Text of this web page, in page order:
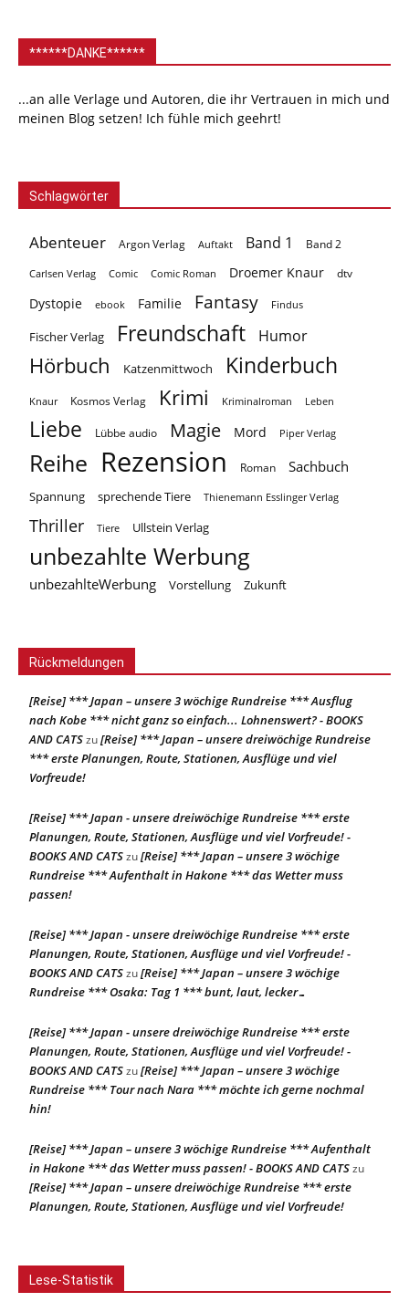
******DANKE******
...an alle Verlage und Autoren, die ihr Vertrauen in mich und
meinen Blog setzen! Ich fühle mich geehrt!
Schlagwörter
Abenteuer Argon Verlag Auftakt Band 1 Band 2
Carlsen Verlag Comic Comic Roman Droemer Knaur dtv
Dystopie ebook Familie Fantasy Findus
Fischer Verlag Freundschaft Humor
Hörbuch Katzenmittwoch Kinderbuch
Knaur Kosmos Verlag Krimi Kriminalroman Leben
Liebe Lübbe audio Magie Mord Piper Verlag
Reihe Rezension Roman Sachbuch
Spannung sprechende Tiere Thienemann Esslinger Verlag
Thriller Tiere Ullstein Verlag
unbezahlte Werbung
unbezahlteWerbung Vorstellung Zukunft
Rückmeldungen
[Reise] *** Japan – unsere 3 wöchige Rundreise *** Ausflug
nach Kobe *** nicht ganz so einfach... Lohnenswert? - BOOKS
AND CATSzu[Reise] *** Japan – unsere dreiwöchige Rundreise
*** erste Planungen, Route, Stationen, Ausflüge und viel
Vorfreude!
[Reise] *** Japan - unsere dreiwöchige Rundreise *** erste
Planungen, Route, Stationen, Ausflüge und viel Vorfreude! -
BOOKS AND CATSzu[Reise] *** Japan – unsere 3 wöchige
Rundreise *** Aufenthalt in Hakone *** das Wetter muss
passen!
[Reise] *** Japan - unsere dreiwöchige Rundreise *** erste
Planungen, Route, Stationen, Ausflüge und viel Vorfreude! -
BOOKS AND CATSzu[Reise] *** Japan – unsere 3 wöchige
Rundreise *** Osaka: Tag 1 *** bunt, laut, lecker…
[Reise] *** Japan - unsere dreiwöchige Rundreise *** erste
Planungen, Route, Stationen, Ausflüge und viel Vorfreude! -
BOOKS AND CATSzu[Reise] *** Japan – unsere 3 wöchige
Rundreise *** Tour nach Nara *** möchte ich gerne nochmal
hin!
[Reise] *** Japan – unsere 3 wöchige Rundreise *** Aufenthalt
in Hakone *** das Wetter muss passen! - BOOKS AND CATSzu
[Reise] *** Japan – unsere dreiwöchige Rundreise *** erste
Planungen, Route, Stationen, Ausflüge und viel Vorfreude!
Lese-Statistik